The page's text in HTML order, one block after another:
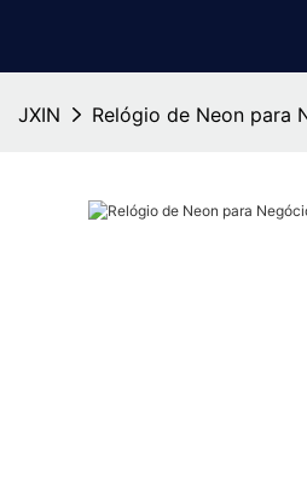
JXIN Relógio de Neon para